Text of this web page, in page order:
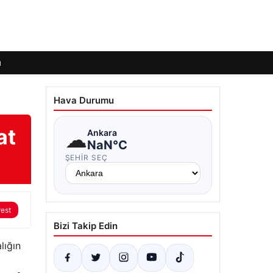
Hava Durumu
☁Ankara
NaN°C
ŞEHIR SEÇ
Bizi Takip Edin